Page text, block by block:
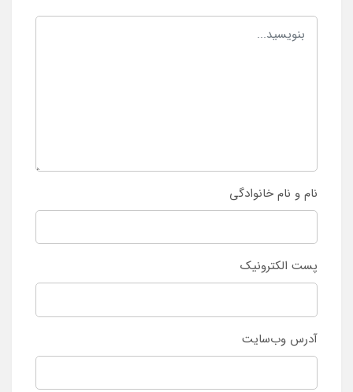
نام و نام خانوادگی
پست الکترونیک
آدرس وب‌سایت